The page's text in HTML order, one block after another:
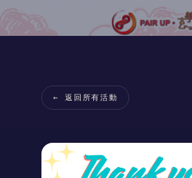
← 返回所有活動